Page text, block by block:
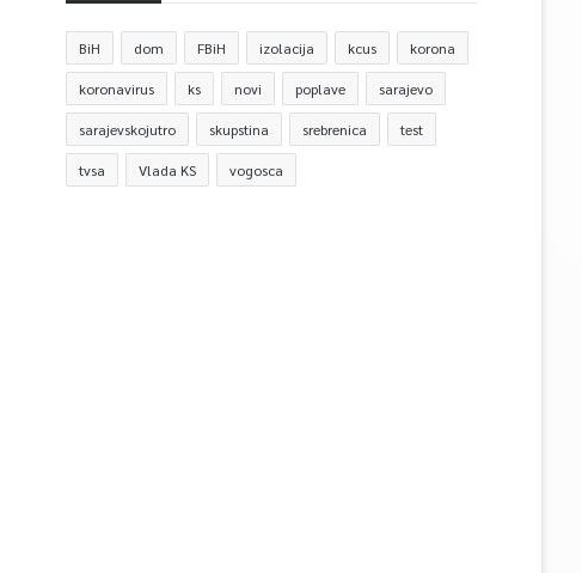
BiH dom FBiH izolacija kcus korona
koronavirus ks novi poplave sarajevo
sarajevskojutro skupstina srebrenica test
tvsa Vlada KS vogosca